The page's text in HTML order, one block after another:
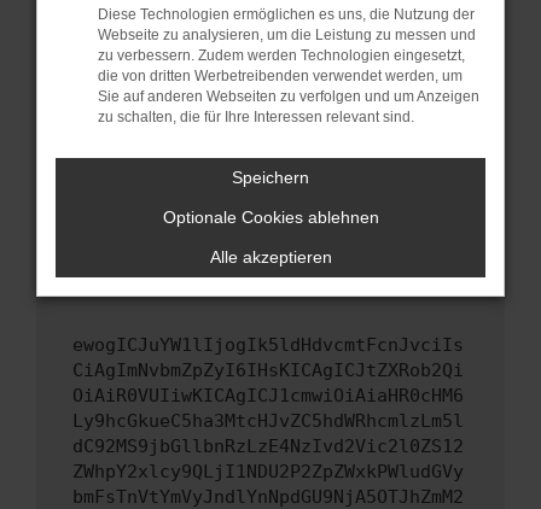
sind.
Veraltete Software birgt nicht nur ein
Sicherheitsrisiko, sondern kann auch dazu
führen, dass bestimmte Funktionen nicht mehr
unterstützt werden.
Wende dich an den Webseitenbetreiber.
Wenn du alle oben genannten Schritte versucht
hast, kontaktiere uns bitte. Wir werden
versuchen, das Problem zu beheben. Du kannst
uns diesen Text schicken, um uns bei der
ewogICJuYW1lIjogIk5ldHdvcmtFcnJvciIs
CiAgImNvbmZpZyI6IHsKICAgICJtZXRob2Qi
OiAiR0VUIiwKICAgICJ1cmwiOiAiaHR0cHM6
Ly9hcGkueC5ha3MtcHJvZC5hdWRhcmlzLm5l
dC92MS9jbGllbnRzLzE4NzIvd2Vic2l0ZS12
ZWhpY2xlcy9QLjI1NDU2P2ZpZWxkPWludGVy
bmFsTnVtYmVyJndlYnNpdGU9NjA5OTJhZmM2
Diese Technologien ermöglichen es uns, die Nutzung der
Webseite zu analysieren, um die Leistung zu messen und
zu verbessern. Zudem werden Technologien eingesetzt,
die von dritten Werbetreibenden verwendet werden, um
Sie auf anderen Webseiten zu verfolgen und um Anzeigen
zu schalten, die für Ihre Interessen relevant sind.
Speichern
Optionale Cookies ablehnen
Alle akzeptieren